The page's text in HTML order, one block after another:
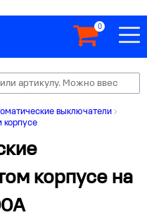
0
выключатели
корпусе
корпусе на